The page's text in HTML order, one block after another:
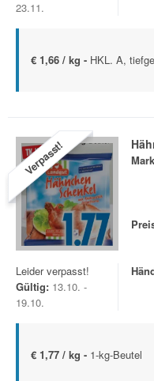
23.11.
€ 1,66 / kg - HKL. A,
Verpasst!
Leider verpasst!
Gültig: 13.10. -
19.10.
€ 1,77 / kg - 1-kg-Beutel